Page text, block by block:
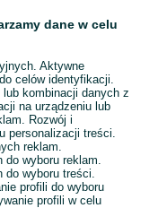
sierpnia 2026
6
dane w celu
Aktywne
celów identyfikacji.
kombinacji danych z
na urządzeniu lub
Rozwój i
personalizacji treści.
reklam.
do wyboru reklam.
do wyboru treści.
profili do wyboru
profili w celu